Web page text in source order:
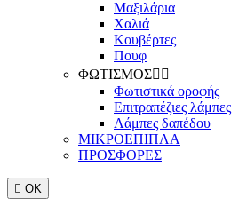
Μαξιλάρια
Χαλιά
Κουβέρτες
Πουφ
ΦΩΤΙΣΜΟΣ 
Φωτιστικά οροφής
Επιτραπέζιες λάμπες
Λάμπες δαπέδου
ΜΙΚΡΟΕΠΙΠΛΑ
ΠΡΟΣΦΟΡΕΣ
 ΟΚ